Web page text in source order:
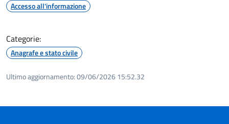
Accesso all'informazione
Categorie:
Anagrafe e stato civile
Ultimo aggiornamento:09/06/2026 15:52.32